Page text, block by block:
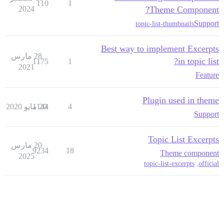
Theme Component?
Support
topic-list-thumbnails
1
110
2024
Best way to implement Excerpts
in topic list?
Feature
1
1175
28 مارس
2021
Plugin used in theme
Support
4
1144
20 مايو 2020
Topic List Excerpts
Theme component
official
,
topic-list-excerpts
18
9234
20 مارس
2025